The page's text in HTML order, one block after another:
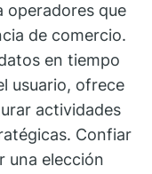
operadores que
de comercio.
en tiempo
usuario, ofrece
actividades
Confiar
una elección